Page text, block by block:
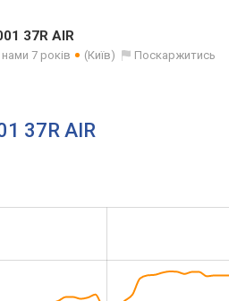
37R AIR
нами 7 років (Київ) Поскаржитись
37R AIR